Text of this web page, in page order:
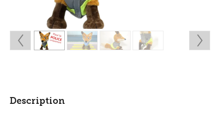
Description